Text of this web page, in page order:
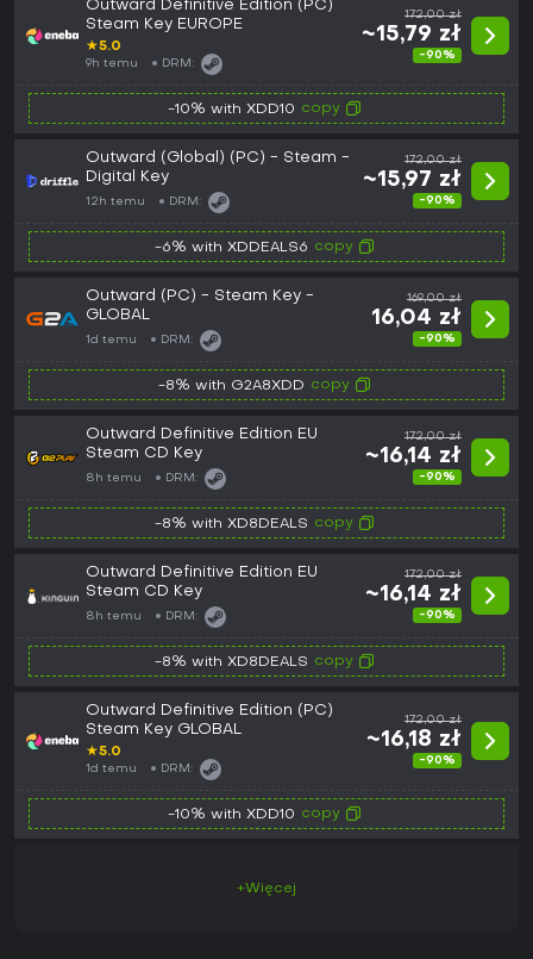
Outward Definitive Edition (PC)
Steam Key EUROPE
★5.0
9h temu DRM:
172,00 zł
~15,79 zł
-90%
-10% with XDD10 copy
Outward (Global) (PC) - Steam -
Digital Key
12h temu DRM:
172,00 zł
~15,97 zł
-90%
-6% with XDDEALS6 copy
Outward (PC) - Steam Key -
GLOBAL
1d temu DRM:
169,00 zł
16,04 zł
-90%
-8% with G2A8XDD copy
Outward Definitive Edition EU
Steam CD Key
8h temu DRM:
172,00 zł
~16,14 zł
-90%
-8% with XD8DEALS copy
Outward Definitive Edition EU
Steam CD Key
8h temu DRM:
172,00 zł
~16,14 zł
-90%
-8% with XD8DEALS copy
Outward Definitive Edition (PC)
Steam Key GLOBAL
★5.0
1d temu DRM:
172,00 zł
~16,18 zł
-90%
-10% with XDD10 copy
+Więcej